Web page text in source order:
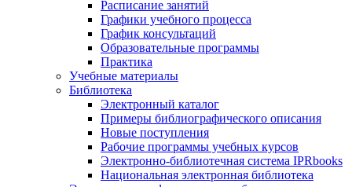
Расписание занятий
Графики учебного процесса
График консультаций
Образовательные программы
Практика
Учебные материалы
Библиотека
Электронный каталог
Примеры библиографического описания
Новые поступления
Рабочие программы учебных курсов
Электронно-библиотечная система IPRbooks
Национальная электронная библиотека